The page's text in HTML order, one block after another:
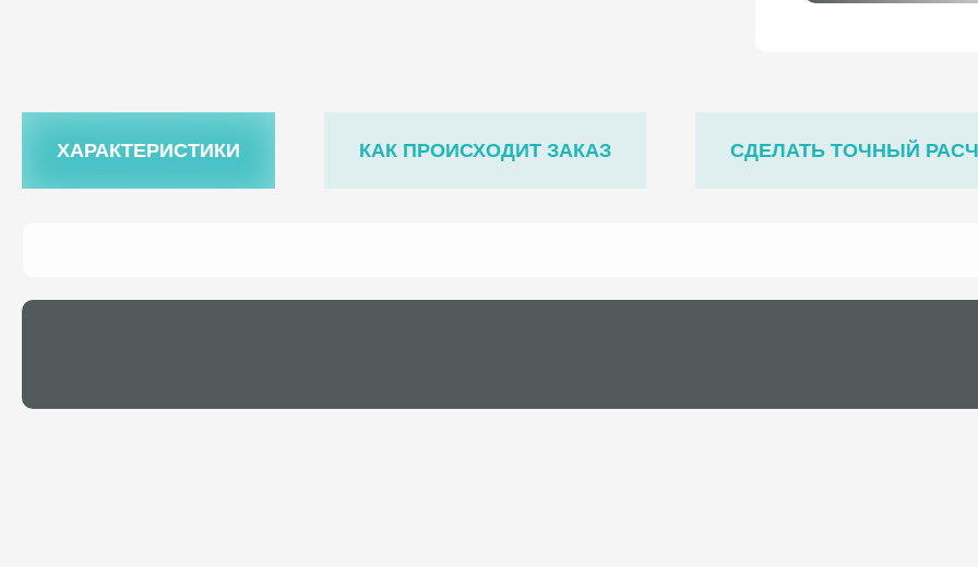
ХАРАКТЕРИСТИКИ КАК ПРОИСХОДИТ ЗАКАЗ СДЕЛАТЬ ТОЧНЫЙ